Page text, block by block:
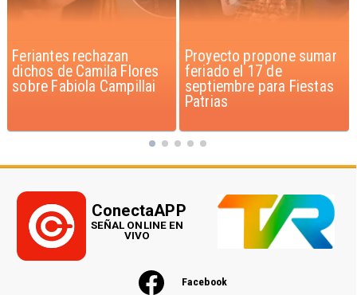
Proyecto propone sumar
feriado el 17 de
septiembre para Fiestas
IPC de julio aumenta 0,1%
por alimentos y vivienda
Facebook
ConectaAPP
SEÑAL ONLINE EN
VIVO